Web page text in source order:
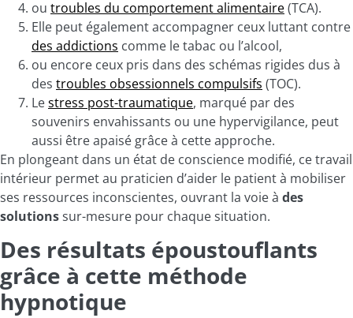
ou troubles du comportement alimentaire(TCA).
Elle peut également accompagner ceux luttant contre
des addictions comme le tabac ou l’alcool,
ou encore ceux pris dans des schémas rigides dus à
des troubles obsessionnels compulsifs (TOC).
Lestress post-traumatique, marqué par des
souvenirs envahissants ou une hypervigilance, peut
aussi être apaisé grâce à cette approche.
En plongeant dans un état de conscience modifié, ce travail
intérieur permet au praticien d’aider le patient à mobiliser
ses ressources inconscientes, ouvrant la voie à des
solutionssur-mesure pour chaque situation.
Des résultats époustouflants
grâce à cette méthode
hypnotique